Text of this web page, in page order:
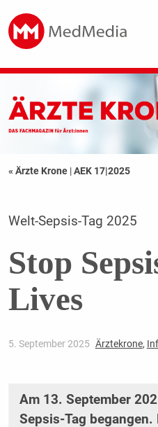
« Ärzte Krone |AEK 17|2025
Welt-Sepsis-Tag 2025
Stop
Lives
5. September 2025 Ärztekrone,
Am 13. September
Sepsis-Tag